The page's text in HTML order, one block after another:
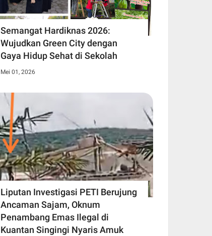
Semangat Hardiknas 2026:
Wujudkan Green City dengan
Gaya Hidup Sehat di Sekolah
Mei 01, 2026
Liputan Investigasi PETI Berujung
Ancaman Sajam, Oknum
Penambang Emas Ilegal di
Kuantan Singingi Nyaris Amuk